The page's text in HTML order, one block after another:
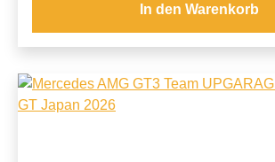
In den Warenkorb